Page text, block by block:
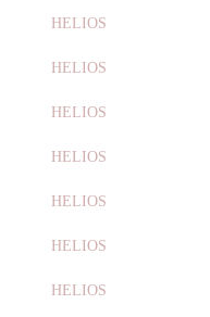
HELIOS
HELIOS
HELIOS
HELIOS
HELIOS
HELIOS
HELIOS